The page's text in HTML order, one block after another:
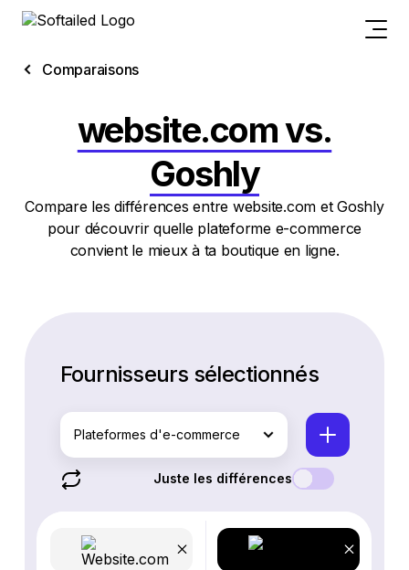
Comparaisons
website.com vs.
Goshly
Compare les différences entre website.com et Goshly
pour découvrir quelle plateforme e-commerce
convient le mieux à ta boutique en ligne.
Fournisseurs sélectionnés
Plateformes d'e-commerce
Juste les différences